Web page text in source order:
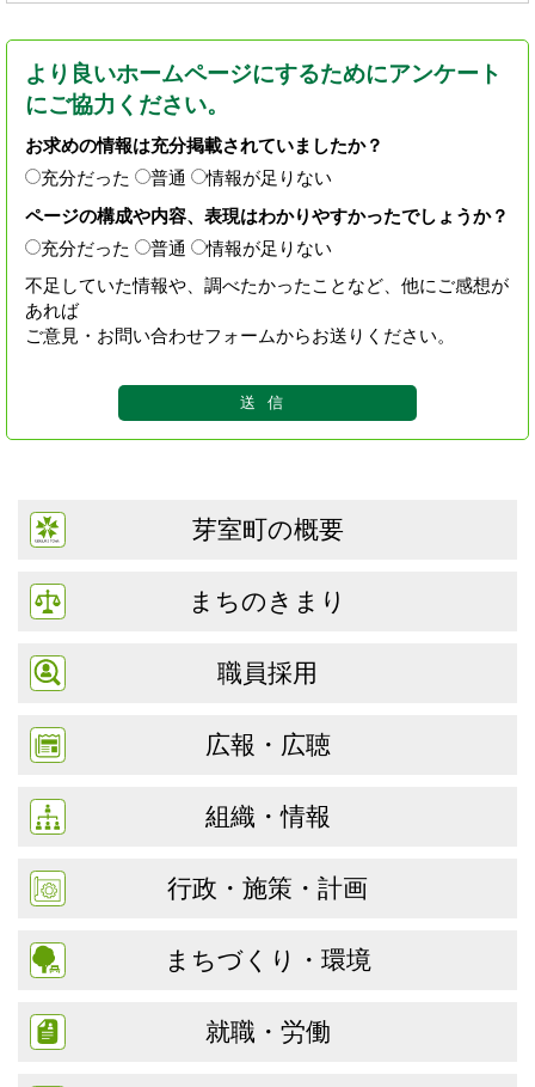
より良いホームページにするためにアンケート
にご協力ください。
お求めの情報は充分掲載されていましたか？
充分だった
普通
情報が足りない
ページの構成や内容、表現はわかりやすかったでしょうか？
充分だった
普通
情報が足りない
不足していた情報や、調べたかったことなど、他にご感想が
あれば
ご意見・お問い合わせフォームからお送りください。
芽室町の概要
まちのきまり
職員採用
広報・広聴
組織・情報
行政・施策・計画
まちづくり・環境
就職・労働